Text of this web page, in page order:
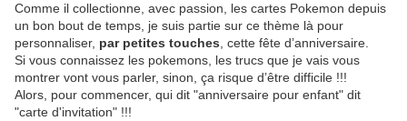
Comme il collectionne, avec passion, les cartes Pokemon depuis
un bon bout de temps, je suis partie sur ce thème là pour
personnaliser, par petites touches , cette fête d’anniversaire.
Si vous connaissez les pokemons, les trucs que je vais vous
montrer vont vous parler, sinon, ça risque d’être difficile !!!
Alors, pour commencer, qui dit "anniversaire pour enfant" dit
"carte d'invitation" !!!